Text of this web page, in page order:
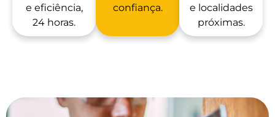
e eficiência,
24 horas.
confiança.
e localidades
próximas.